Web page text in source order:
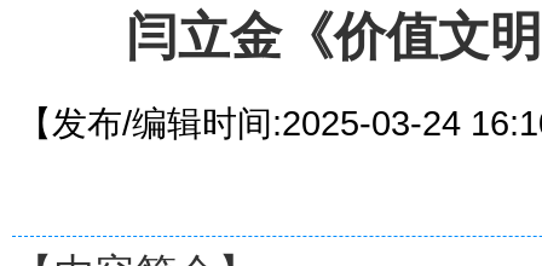
闫立金《价值文
【发布/编辑时间:2025-03-24